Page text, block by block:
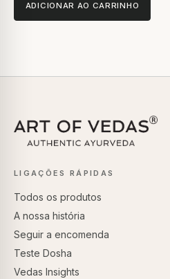
ADICIONAR AO CARRINHO
LIGAÇÕES RÁPIDAS
Todos os produtos
A nossa história
Seguir a encomenda
Teste Dosha
Vedas Insights